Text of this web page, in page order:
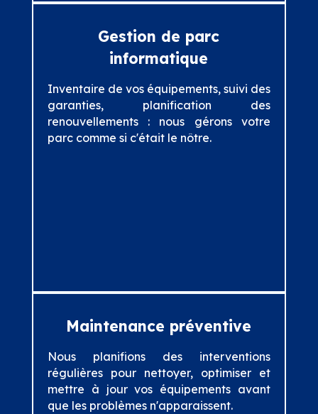
Gestion de parc
informatique
Inventaire de vos équipements, suivi des
garanties, planification des
renouvellements : nous gérons votre
parc comme si c'était le nôtre.
Maintenance préventive
Nous planifions des interventions
régulières pour nettoyer, optimiser et
mettre à jour vos équipements avant
que les problèmes n'apparaissent.